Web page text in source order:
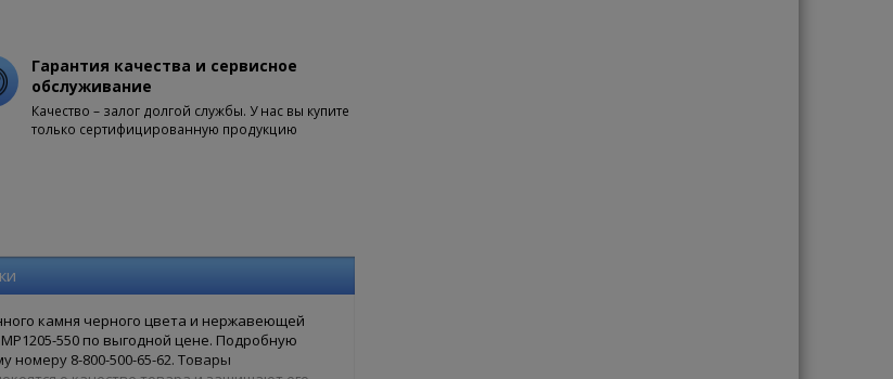
Гарантия качества и сервисное
обслуживание
Качество – залог долгой службы. У нас вы купите
только сертифицированную продукцию
камня черного цвета и нержавеющей
550 по выгодной цене. Подробную
8-800-500-65-62. Товары